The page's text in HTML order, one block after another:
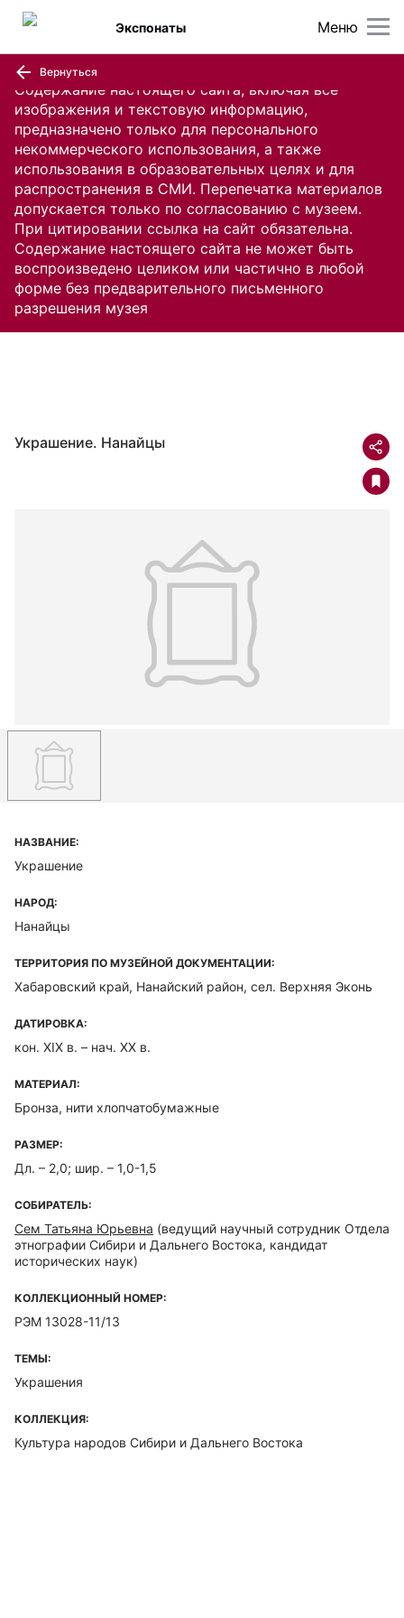
Содержание настоящего сайта, включая все
изображения и текстовую информацию,
предназначено только для персонального
некоммерческого использования, а также
использования в образовательных целях и для
распространения в СМИ. Перепечатка материалов
допускается только по согласованию с музеем.
При цитировании ссылка на сайт обязательна.
Содержание настоящего сайта не может быть
воспроизведено целиком или частично в любой
форме без предварительного письменного
разрешения музея
Меню
Экспонаты
Вернуться
Украшение. Нанайцы
НАЗВАНИЕ:
Украшение
НАРОД:
Нанайцы
ТЕРРИТОРИЯ ПО МУЗЕЙНОЙ ДОКУМЕНТАЦИИ:
Хабаровский край, Нанайский район, сел. Верхняя Эконь
ДАТИРОВКА:
кон. XIX в. – нач. XX в.
МАТЕРИАЛ:
Бронза, нити хлопчатобумажные
РАЗМЕР:
Дл. – 2,0; шир. – 1,0-1,5
СОБИРАТЕЛЬ:
Сем Татьяна Юрьевна (ведущий научный сотрудник Отдела
этнографии Сибири и Дальнего Востока, кандидат
исторических наук)
КОЛЛЕКЦИОННЫЙ НОМЕР:
РЭМ 13028-11/13
ТЕМЫ:
Украшения
КОЛЛЕКЦИЯ:
Культура народов Сибири и Дальнего Востока